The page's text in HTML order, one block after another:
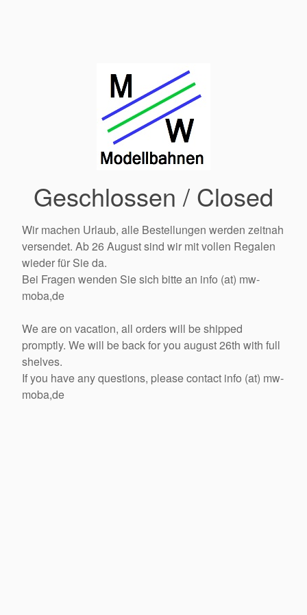
Geschlossen / Closed
Wir machen Urlaub, alle Bestellungen werden zeitnah
versendet. Ab 26 August sind wir mit vollen Regalen
wieder für Sie da.
Bei Fragen wenden Sie sich bitte an info (at) mw-
moba,de
We are on vacation, all orders will be shipped
promptly. We will be back for you august 26th with full
shelves.
If you have any questions, please contact info (at) mw-
moba,de